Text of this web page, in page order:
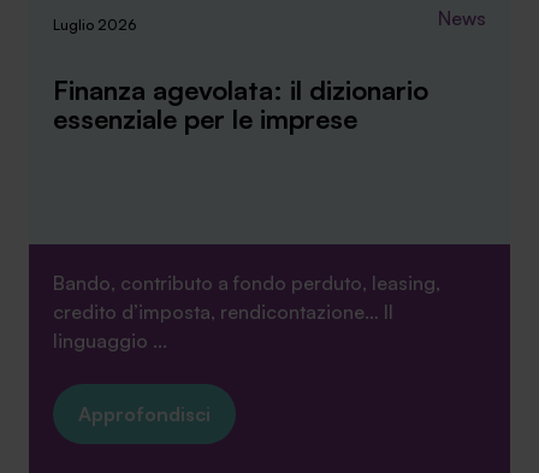
Luglio 2026 News
Finanza agevolata: il dizionario
essenziale per le imprese
Bando, contributo a fondo perduto, leasing,
credito d’imposta, rendicontazione… Il
linguaggio ...
Approfondisci